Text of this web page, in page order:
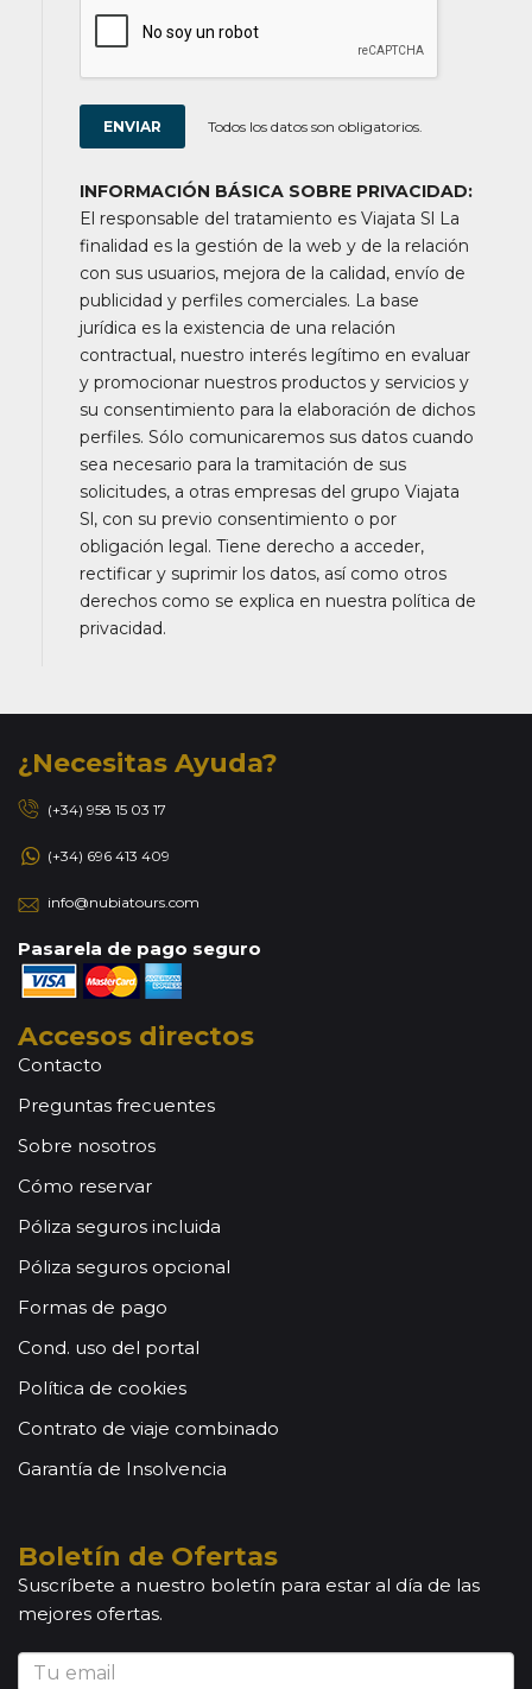
Todos los datos son obligatorios.
INFORMACIÓN BÁSICA SOBRE PRIVACIDAD:
El responsable del tratamiento es Viajata Sl La
finalidad es la gestión de la web y de la relación
con sus usuarios, mejora de la calidad, envío de
publicidad y perfiles comerciales. La base
jurídica es la existencia de una relación
contractual, nuestro interés legítimo en evaluar
y promocionar nuestros productos y servicios y
su consentimiento para la elaboración de dichos
perfiles. Sólo comunicaremos sus datos cuando
sea necesario para la tramitación de sus
solicitudes, a otras empresas del grupo Viajata
Sl, con su previo consentimiento o por
obligación legal. Tiene derecho a acceder,
rectificar y suprimir los datos, así como otros
derechos como se explica en nuestra política de
privacidad.
¿Necesitas Ayuda?
(+34) 958 15 03 17
(+34) 696 413 409
info@nubiatours.com
Pasarela de pago seguro
Accesos directos
Contacto
Preguntas frecuentes
Sobre nosotros
Cómo reservar
Póliza seguros incluida
Póliza seguros opcional
Formas de pago
Cond. uso del portal
Política de cookies
Contrato de viaje combinado
Garantía de Insolvencia
Boletín de Ofertas
Suscríbete a nuestro boletín para estar al día de las
mejores ofertas.